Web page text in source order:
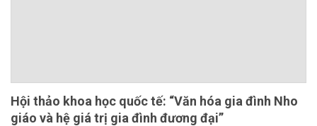
Hội thảo khoa học quốc tế: “Văn hóa gia đình Nho
giáo và hệ giá trị gia đình đương đại”